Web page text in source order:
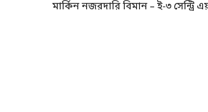
মার্কিন নজরদারি বিমান – ই‑৩ সেন্ট্রি